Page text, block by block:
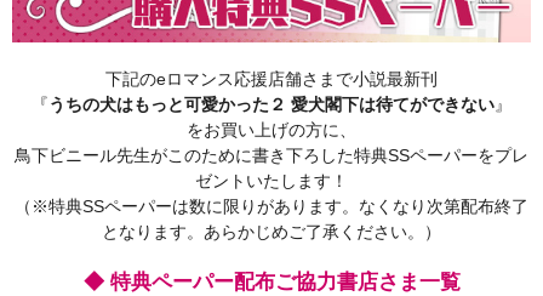
下記のeロマンス応援店舗さまで小説最新刊
『うちの犬はもっと可愛かった２ 愛犬閣下は待てができない』
をお買い上げの方に、
鳥下ビニール先生がこのために書き下ろした特典SSペーパーをプレ
ゼントいたします！
（※特典SSペーパーは数に限りがあります。なくなり次第配布終了
となります。あらかじめご了承ください。）
◆ 特典ペーパー配布ご協力書店さま一覧